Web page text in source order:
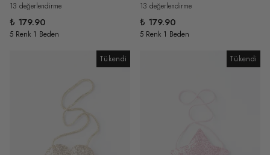
13 değerlendirme
₺ 179.90
5 Renk 1 Beden
13 değerlendirme
₺ 179.90
5 Renk 1 Beden
Tükendi Tükendi
Tükendi